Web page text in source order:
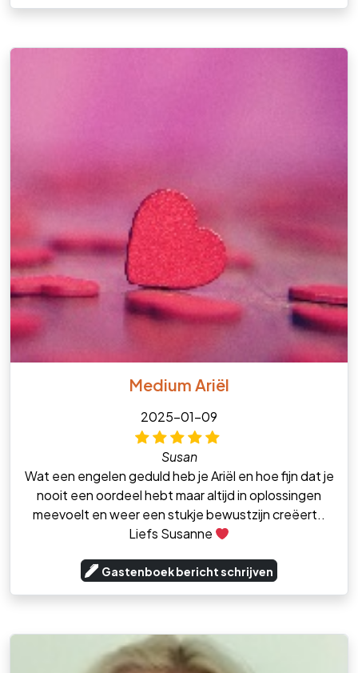
Medium Ariël
2025-01-09
Susan
Wat een engelen geduld heb je Ariël en hoe fijn dat je
nooit een oordeel hebt maar altijd in oplossingen
meevoelt en weer een stukje bewustzijn creëert..
Liefs Susanne
Gastenboek bericht schrijven